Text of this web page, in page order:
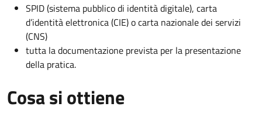
SPID (sistema pubblico di identità digitale), carta
d’identità elettronica (CIE) o carta nazionale dei servizi
(CNS)
tutta la documentazione prevista per la presentazione
della pratica.
Cosa si ottiene